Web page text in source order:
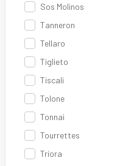
Sos Molinos
Tanneron
Tellaro
Tiglieto
Tiscali
Tolone
Tonnai
Tourrettes
Triora